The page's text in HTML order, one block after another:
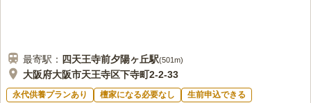
最寄駅： 四天王寺前夕陽ヶ丘駅(501m)
大阪府大阪市天王寺区下寺町2-2-33
永代供養プランあり 檀家になる必要なし 生前申込できる